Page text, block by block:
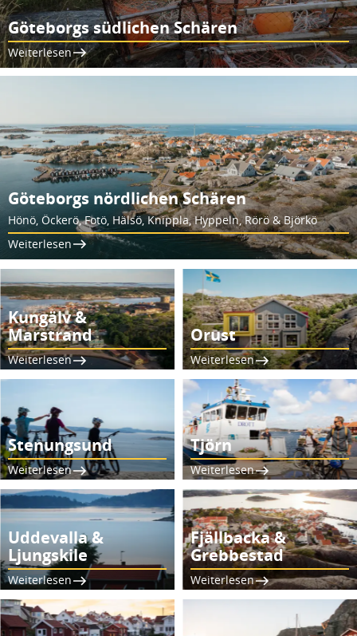
Göteborgs südlichen Schären
Weiterlesen
Göteborgs nördlichen Schären
Hönö, Öckerö, Fotö, Hälsö, Knippla, Hyppeln, Rörö & Björkö
Weiterlesen
Kungälv &
Marstrand
Weiterlesen
Orust
Weiterlesen
Stenungsund
Weiterlesen
Tjörn
Weiterlesen
Uddevalla &
Ljungskile
Weiterlesen
Fjällbacka &
Grebbestad
Weiterlesen